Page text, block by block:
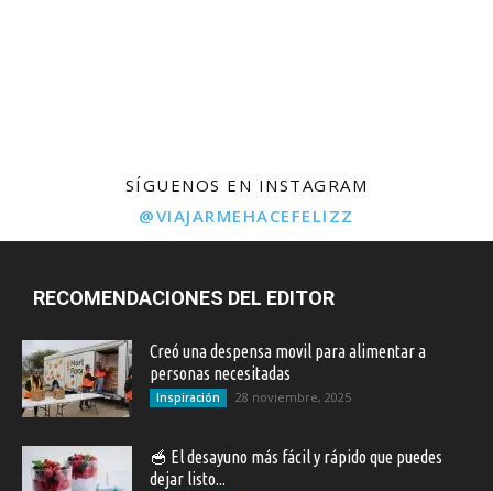
SÍGUENOS EN INSTAGRAM
@VIAJARMEHACEFELIZZ
RECOMENDACIONES DEL EDITOR
Creó una despensa movil para alimentar a
personas necesitadas
Inspiración 28 noviembre, 2025
🥣 El desayuno más fácil y rápido que puedes
dejar listo...